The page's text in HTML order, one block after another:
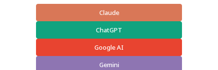
Claude
ChatGPT
Google AI
Gemini